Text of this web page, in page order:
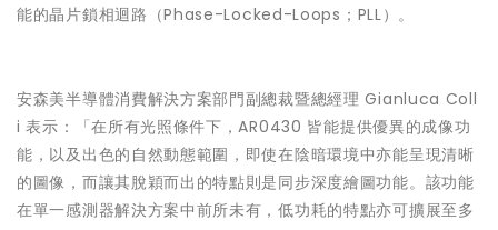
能的晶片鎖相迴路（Phase-Locked-Loops；PLL）。
安森美半導體消費解決方案部門副總裁暨總經理 Gianluca Coll
i 表示：「在所有光照條件下，AR0430 皆能提供優異的成像功
能，以及出色的自然動態範圍，即使在陰暗環境中亦能呈現清晰
的圖像，而讓其脫穎而出的特點則是同步深度繪圖功能。該功能
在單一感測器解決方案中前所未有，低功耗的特點亦可擴展至多